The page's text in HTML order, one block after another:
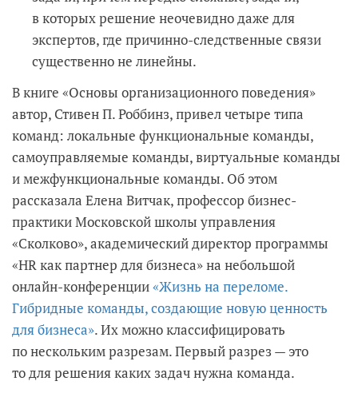
в которых решение неочевидно даже для
экспертов, где причинно-следственные связи
существенно не линейны.
В книге «Основы организационного поведения»
автор, Стивен П. Роббинз, привел четыре типа
команд: локальные функциональные команды,
самоуправляемые команды, виртуальные команды
и межфункциональные команды. Об этом
рассказала Елена Витчак, профессор бизнес-
практики Московской школы управления
«Сколково», академический директор программы
«HR как партнер для бизнеса» на небольшой
онлайн-конференции«Жизнь на переломе.
Гибридные команды, создающие новую ценность
для бизнеса». Их можно классифицировать
по нескольким разрезам. Первый разрез — это
то для решения каких задач нужна команда.